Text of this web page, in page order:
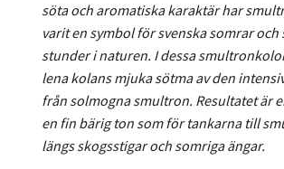
söta och aromatiska karaktär har
varit en symbol för svenska somrar och
stunder i naturen. I dessa
lena kolans mjuka sötma av den
från solmogna smultron. Resultatet är
en fin bärig ton som för tankarna till
längs skogsstigar och somriga ängar.